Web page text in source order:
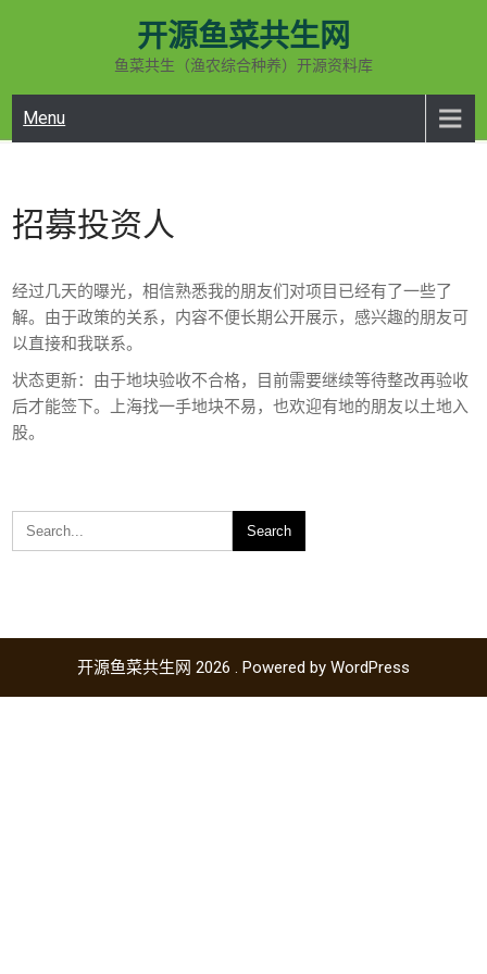
开源鱼菜共生网
鱼菜共生（渔农综合种养）开源资料库
Menu
招募投资人
经过几天的曝光，相信熟悉我的朋友们对项目已经有了一些了
解。由于政策的关系，内容不便长期公开展示，感兴趣的朋友可
以直接和我联系。
状态更新：由于地块验收不合格，目前需要继续等待整改再验收
后才能签下。上海找一手地块不易，也欢迎有地的朋友以土地入
股。
开源鱼菜共生网 2026 . Powered by WordPress